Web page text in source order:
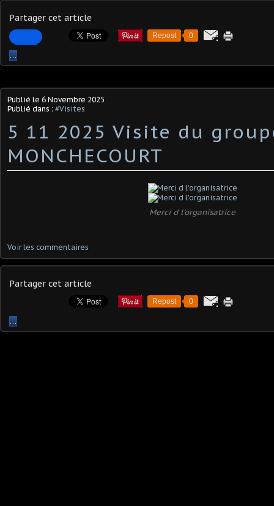
Partager cet article
Repost 0
…
Publié le 6 Novembre 2025
Publié dans : #Visites
5 11 2025 Visite du
MONCHECOURT
Merci d l'organisatrice
Voir les commentaires
Partager cet article
Repost 0
…